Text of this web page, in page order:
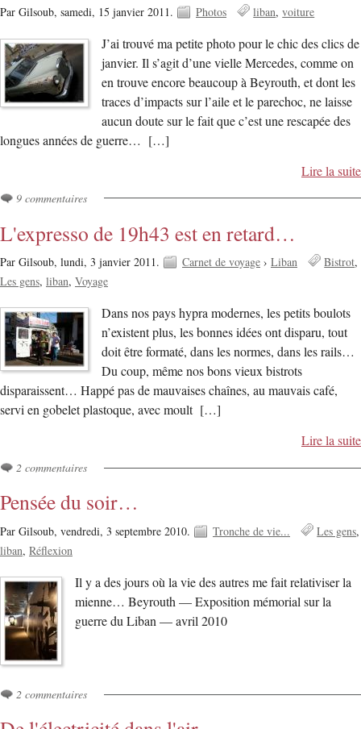
Par Gilsoub, samedi, 15 janvier 2011. Photos liban voiture
J’ai trouvé ma petite photo pour le chic des clics de
janvier. Il s’agit d’une vielle Mercedes, comme on
en trouve encore beaucoup à Beyrouth, et dont les
traces d’impacts sur l’aile et le parechoc, ne laisse
aucun doute sur le fait que c’est une rescapée des
longues années de guerre… […]
Lire la suite
9 commentaires
L'expresso de 19h43 est en retard…
Par Gilsoub, lundi, 3 janvier 2011. Carnet de voyage › Liban
Bistrot
Les gens liban Voyage
Dans nos pays hypra modernes, les petits boulots
n’existent plus, les bonnes idées ont disparu, tout
doit être formaté, dans les normes, dans les rails…
Du coup, même nos bons vieux bistrots
disparaissent… Happé pas de mauvaises chaînes, au mauvais café,
servi en gobelet plastoque, avec moult […]
Lire la suite
2 commentaires
Pensée du soir…
Par Gilsoub, vendredi, 3 septembre 2010. Tronche de vie...
Les gens
liban Réflexion
Il y a des jours où la vie des autres me fait relativiser la
mienne… Beyrouth — Exposition mémorial sur la
guerre du Liban — avril 2010
2 commentaires